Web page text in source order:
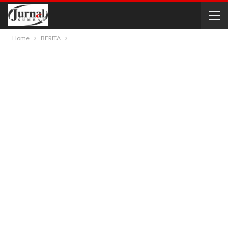
Home BERITA